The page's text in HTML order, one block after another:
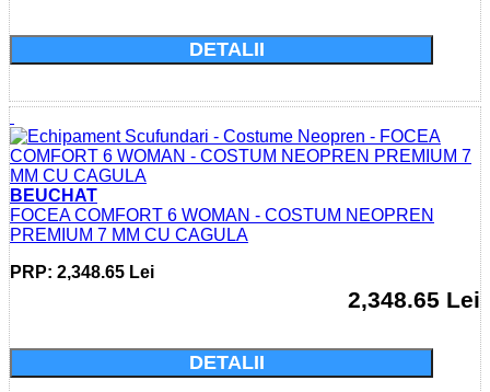
DETALII
BEUCHAT
FOCEA COMFORT 6 WOMAN - COSTUM NEOPREN
PREMIUM 7 MM CU CAGULA
PRP: 2,348.65 Lei
2,348.65 Lei
DETALII